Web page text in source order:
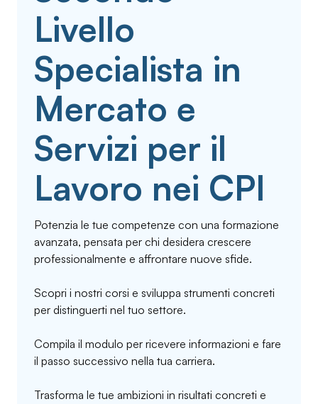
Livello
Specialista in
Mercato e
Servizi per il
Lavoro nei CPI
Potenzia le tue competenze con una formazione
avanzata, pensata per chi desidera crescere
professionalmente e affrontare nuove sfide.
Scopri i nostri corsi e sviluppa strumenti concreti
per distinguerti nel tuo settore.
Compila il modulo per ricevere informazioni e fare
il passo successivo nella tua carriera.
Trasforma le tue ambizioni in risultati concreti e